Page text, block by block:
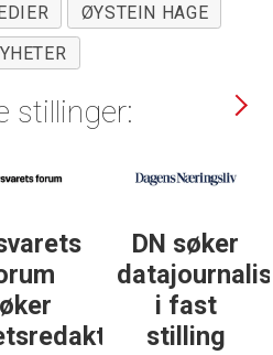
ØYSTEIN HAGE
stillinger:
for
DN søker
journalist
personlig
økonomi